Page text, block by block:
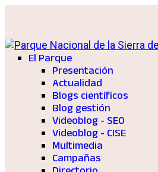
El Parque
Presentación
Actualidad
Blogs científicos
Blog gestión
Videoblog - SEO
Videoblog - CISE
Multimedia
Campañas